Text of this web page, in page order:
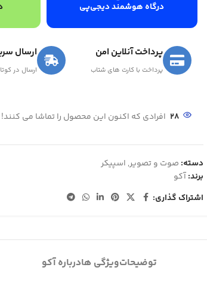
درگاه هوشمند دیجی‌پی
پرداخت آنلاین امن
پرداخت با کارت های شتاب
ارسال
ارسال در
28 افرادی که اکنون این محصول را تماشا می کنند!
دسته: صوت و تصویر, اسپیکر
برند:آکو
اشتراک گذاری:
توضیحاتویژگی هادرباره آکو